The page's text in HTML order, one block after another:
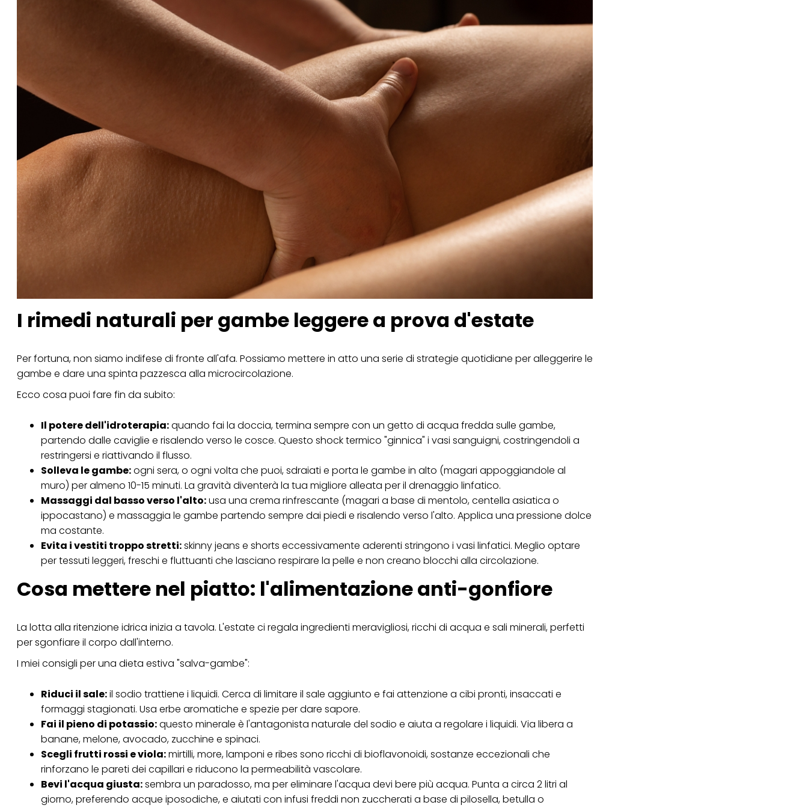
I rimedi naturali per gambe leggere a prova d'estate
Per fortuna, non siamo indifese di fronte all'afa. Possiamo mettere in atto una serie di strategie quotidiane per alleggerire le
gambe e dare una spinta pazzesca alla microcircolazione.
Ecco cosa puoi fare fin da subito:
Il potere dell'idroterapia:quando fai la doccia, termina sempre con un getto di acqua fredda sulle gambe,
partendo dalle caviglie e risalendo verso le cosce. Questo shock termico "ginnica" i vasi sanguigni, costringendoli a
restringersi e riattivando il flusso.
Solleva le gambe:ogni sera, o ogni volta che puoi, sdraiati e porta le gambe in alto (magari appoggiandole al
muro) per almeno 10-15 minuti. La gravità diventerà la tua migliore alleata per il drenaggio linfatico.
Massaggi dal basso verso l'alto:usa una crema rinfrescante (magari a base di mentolo, centella asiatica o
ippocastano) e massaggia le gambe partendo sempre dai piedi e risalendo verso l'alto. Applica una pressione dolce
ma costante.
Evita i vestiti troppo stretti:skinny jeans e shorts eccessivamente aderenti stringono i vasi linfatici. Meglio optare
per tessuti leggeri, freschi e fluttuanti che lasciano respirare la pelle e non creano blocchi alla circolazione.
Cosa mettere nel piatto: l'alimentazione anti-gonfiore
La lotta alla ritenzione idrica inizia a tavola. L'estate ci regala ingredienti meravigliosi, ricchi di acqua e sali minerali, perfetti
per sgonfiare il corpo dall'interno.
I miei consigli per una dieta estiva "salva-gambe":
Riduci il sale:il sodio trattiene i liquidi. Cerca di limitare il sale aggiunto e fai attenzione a cibi pronti, insaccati e
formaggi stagionati. Usa erbe aromatiche e spezie per dare sapore.
Fai il pieno di potassio:questo minerale è l'antagonista naturale del sodio e aiuta a regolare i liquidi. Via libera a
banane, melone, avocado, zucchine e spinaci.
Scegli frutti rossi e viola:mirtilli, more, lamponi e ribes sono ricchi di bioflavonoidi, sostanze eccezionali che
rinforzano le pareti dei capillari e riducono la permeabilità vascolare.
Bevi l'acqua giusta:sembra un paradosso, ma per eliminare l'acqua devi bere più acqua. Punta a circa 2 litri al
giorno, preferendo acque iposodiche, e aiutati con infusi freddi non zuccherati a base di pilosella, betulla o
Se fai clic su "Modifica" potrai trovare maggiori informazioni sul trattamento dei tuoi dati / sull'uso dei cookie e consentirli
per uno o più degli scopi sopra menzionati. Cliccando su "Accetta tutto", acconsenti all'uso dei cookie e al trattamento dei
tuoi dati personali per tutte le finalità sopra indicate. Se fai clic su "Rifiuta", verranno utilizzati solo i cookie tecnicamente
necessari per fornirti questo sito web.